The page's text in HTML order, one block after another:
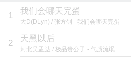
1 我们会哪天完蛋
大D(DLyn) / 张方钊 - 我们会哪天完蛋
2 天黑以后
河北吴孟达 / 极品贵公子 - 气质流氓